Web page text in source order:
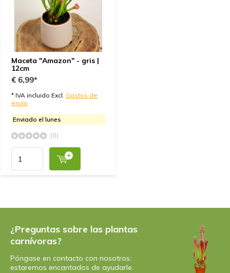
Maceta "Amazon" - gris |
12cm
€ 6,99*
* IVA incluido Excl. Gastos de
envío
Enviado el lunes
(0)
¿Preguntas sobre las plantas
carnívoras?
Póngase en contacto con nosotros:
estaremos encantados de ayudarle.